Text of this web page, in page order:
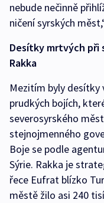
nebude nečinně
ničení syrských
Desítky mrtvých při
Rakka
Mezitím byly desítky
prudkých bojích,
severosyrského
stejnojmenného
Boje se podle
Sýrie. Rakka je
řece Eufrat blízko
městě žilo asi 240